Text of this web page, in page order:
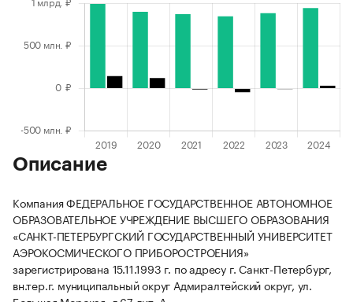
Описание
Компания ФЕДЕРАЛЬНОЕ ГОСУДАРСТВЕННОЕ АВТОНОМНОЕ
ОБРАЗОВАТЕЛЬНОЕ УЧРЕЖДЕНИЕ ВЫСШЕГО ОБРАЗОВАНИЯ
«САНКТ-ПЕТЕРБУРГСКИЙ ГОСУДАРСТВЕННЫЙ УНИВЕРСИТЕТ
АЭРОКОСМИЧЕСКОГО ПРИБОРОСТРОЕНИЯ»
зарегистрирована 15.11.1993 г. по адресу г. Санкт-Петербург,
вн.тер.г. муниципальный округ Адмиралтейский округ, ул.